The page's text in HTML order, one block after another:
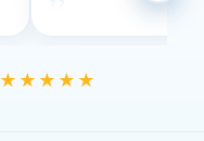
★★★★★